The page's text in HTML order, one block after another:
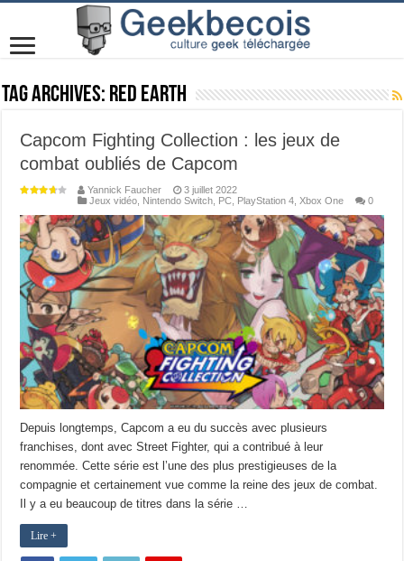
Tag Archives: Red Earth
Capcom Fighting Collection : les jeux de
combat oubliés de Capcom
Yannick Faucher
3 juillet 2022
Jeux vidéo Nintendo Switch PC PlayStation 4 ,Xbox One 0
Depuis longtemps, Capcom a eu du succès avec plusieurs
franchises, dont avec Street Fighter, qui a contribué à leur
renommée. Cette série est l’une des plus prestigieuses de la
compagnie et certainement vue comme la reine des jeux de combat.
Il y a eu beaucoup de titres dans la série …
Lire +